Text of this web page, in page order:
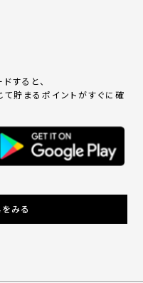
すると、
貯まるポイントがすぐに確
みる